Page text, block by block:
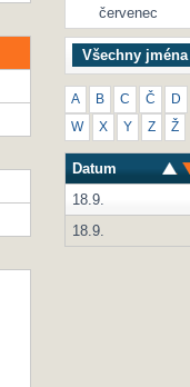
červenec
Všechny jména
A B C Č D
W X Y Z Ž
Datum
18.9.
18.9.